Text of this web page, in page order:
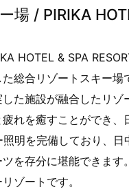
場 / PIRIKA
HOTEL & SPA
総合リゾートスキー
た施設が融合したリ
れを癒すことができ
明を完備しており、
を存分に堪能できま
ゾートです。